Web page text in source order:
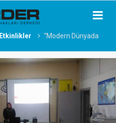
Etkinlikler
''Modern Dünyada